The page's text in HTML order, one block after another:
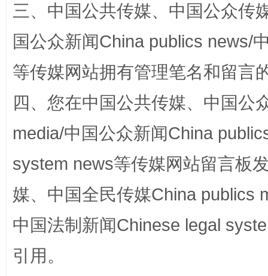
漫山遍野的桃花与雪山、麦地、白藏房
三、中国公共传媒、中国公众传
国公众新闻China publics news/
等传媒网站拥有管理笔名和留言
四、您在中国公共传媒、中国公
media/中国公众新闻China
system news等传媒网站留言板
媒、中国全民传媒China publics
中国法制新闻Chinese legal
引用。